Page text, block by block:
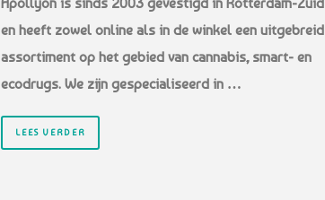
en heeft zowel online als in de winkel een uitgebreid
assortiment op het gebied van cannabis, smart- en
ecodrugs. We zijn gespecialiseerd in …
LEES VERDER